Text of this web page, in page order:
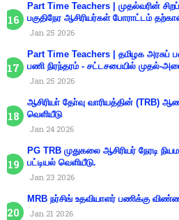
Part Time Teachers | முதல்வரின்
பகுதிநேர ஆசிரியர்கள் போராட்டம்
Jan 25 2026
Part Time Teachers | தமிழக அரசுப்
பணி நிரந்தரம் - சட்டசபையில் முதல்-
Jan 25 2026
ஆசிரியா் தோ்வு வாரியத்தின் (TRB)
வெளியீடு
Jan 24 2026
PG TRB முதுகலை ஆசிரியர் நேரடி
பட்டியல் வெளியீடு.
Jan 23 2026
MRB நர்சிங் உதவியாளர் பணிக்கு
Jan 21 2026